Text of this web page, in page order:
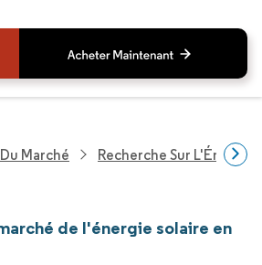
Marché Recherche Sur
de l'énergie solaire en